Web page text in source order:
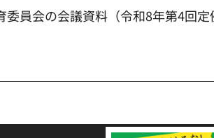
委員会の会議資料（令和8年第4回定